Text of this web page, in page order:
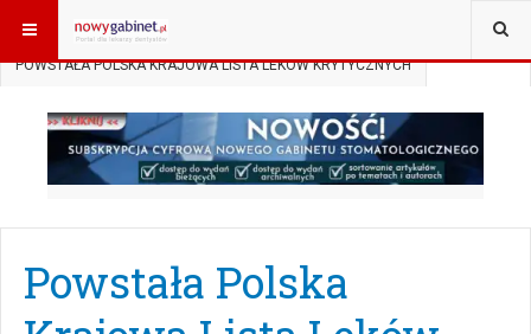
JESTEŚ TUTAJ: START
POWSTAŁA POLSKA KRAJOWA LISTA LEKÓW KRYTYCZNYCH
Powstała Polska